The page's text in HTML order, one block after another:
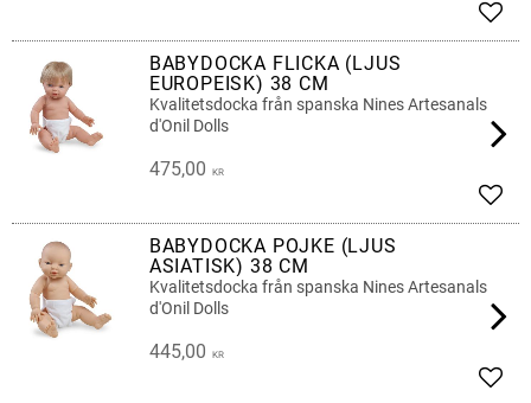
Add
BABYDOCKA FLICKA (LJUS
EUROPEISK) 38 CM
Kvalitetsdocka från spanska Nines Artesanals
d'Onil Dolls
475,00 KR
Add
BABYDOCKA POJKE (LJUS
ASIATISK) 38 CM
Kvalitetsdocka från spanska Nines Artesanals
d'Onil Dolls
445,00 KR
Add